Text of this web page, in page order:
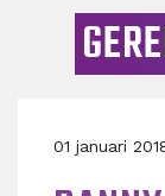
01 januari